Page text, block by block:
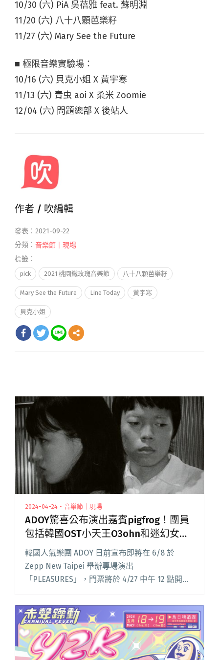
10/30 (六) PiA 吳蓓雅 feat. 蘇明淵
11/20 (六) 八⼗八顆芭樂籽
11/27 (六) Mary See the Future
■ 極限音樂實驗場：
10/16 (六) ⾙克⼩姐 X 黃宇寒
11/13 (六) 青⾍ aoi X 柔米 Zoomie
12/04 (六) 問題總部 X 後站⼈
作者 / 吹編輯
發表：2021-09-22
分類： 音樂節｜現場
標籤：
pick 2021 桃園鐵玫瑰音樂節 八十八顆芭樂籽
Mary See the Future Line Today 黃宇寒
貝克小姐
2024-04-24・音樂節｜現場
ADOY驚喜公布演出嘉賓pigfrog！團員
包括韓國OST小天王O3ohn和迷幻女聲
JOONIE
韓國人氣樂團 ADOY 日前宣布即將在 6/8 於
Zepp New Taipei 舉辦專場演出
「PLEASURES」，門票將於 4/27 中午 12 點開
賣。ADOY 今日（4/24）中午也驚喜宣布演唱會
嘉賓——韓國電子流行音樂雙人組 p閱讀全文
"ADOY驚喜公布演出嘉賓pigfrog！團員包括韓國
OST小天王O3ohn和迷幻女聲JOONIE"